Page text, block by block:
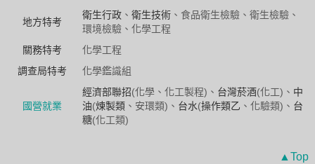
地方特考
衛生行政、 衛生技術、食品衛生檢驗、衛生檢驗、
環境檢驗、化學工程
關務特考
化學工程
調查局特考
化學鑑識組
國營就業
經濟部聯招(化學、化工製程)、 台灣菸酒(化工)、 中
油(煉製類、安環類)、 台水(操作類乙 、化驗類)、 台
糖(化工類)
▲Top